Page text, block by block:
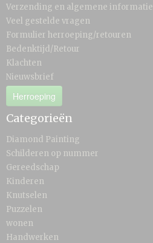
Verzending en algemene informatie
Veel gestelde vragen
Formulier herroeping/retouren
Bedenktijd/Retour
Klachten
Nieuwsbrief
Herroeping
Categorieën
Diamond Painting
Schilderen op nummer
Gereedschap
Kinderen
Knutselen
Puzzelen
wonen
Handwerken